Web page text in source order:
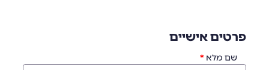
פרטים אישיים
שם מלא